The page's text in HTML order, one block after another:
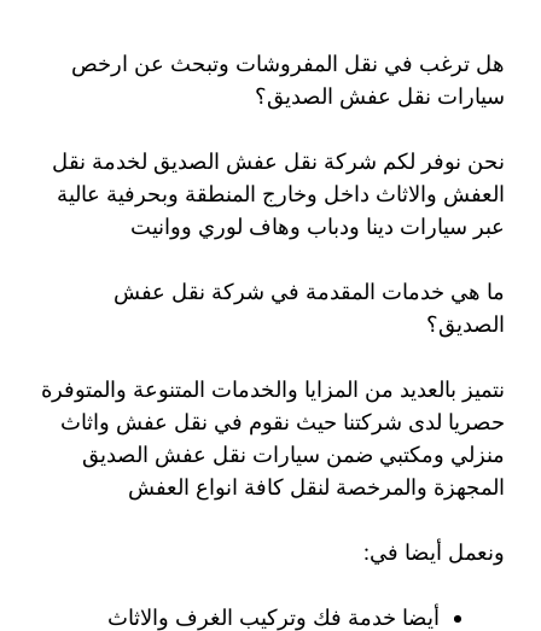
هل ترغب في نقل المفروشات وتبحث عن ارخص
سيارات نقل عفش الصديق؟
نحن نوفر لكم شركة نقل عفش الصديق لخدمة نقل
العفش والاثاث داخل وخارج المنطقة وبحرفية عالية
عبر سيارات دينا ودباب وهاف لوري ووانيت
ما هي خدمات المقدمة في شركة نقل عفش
الصديق؟
نتميز بالعديد من المزايا والخدمات المتنوعة والمتوفرة
حصريا لدى شركتنا حيث نقوم في نقل عفش واثاث
منزلي ومكتبي ضمن سيارات نقل عفش الصديق
المجهزة والمرخصة لنقل كافة انواع العفش
ونعمل أيضا في:
أيضا خدمة فك وتركيب الغرف والاثاث